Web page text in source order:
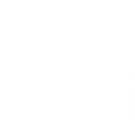
продукта: 4-35 т/ч